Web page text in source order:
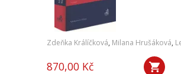
Zdeňka Králíčková, Milana Hrušáková,
870,00 Kč